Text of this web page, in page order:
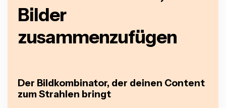
Bilder
zusammenzufügen
Der Bildkombinator, der deinen Content
zum Strahlen bringt